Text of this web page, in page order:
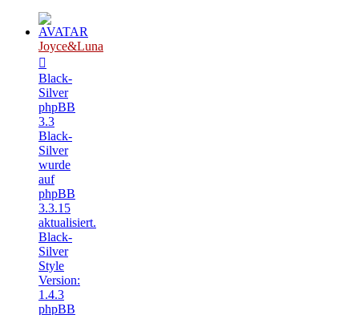
Joyce&Luna
Black-
Silver
phpBB
3.3
Black-
Silver
wurde
auf
phpBB
3.3.15
aktualisiert.
Black-
Silver
Style
Version:
1.4.3
phpBB